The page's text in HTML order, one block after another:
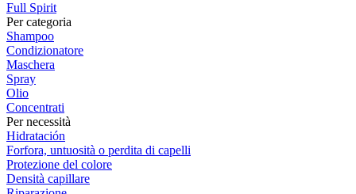
Full Spirit
Per categoria
Shampoo
Condizionatore
Maschera
Spray
Olio
Concentrati
Per necessità
Hidratación
Forfora, untuosità o perdita di capelli
Protezione del colore
Densità capillare